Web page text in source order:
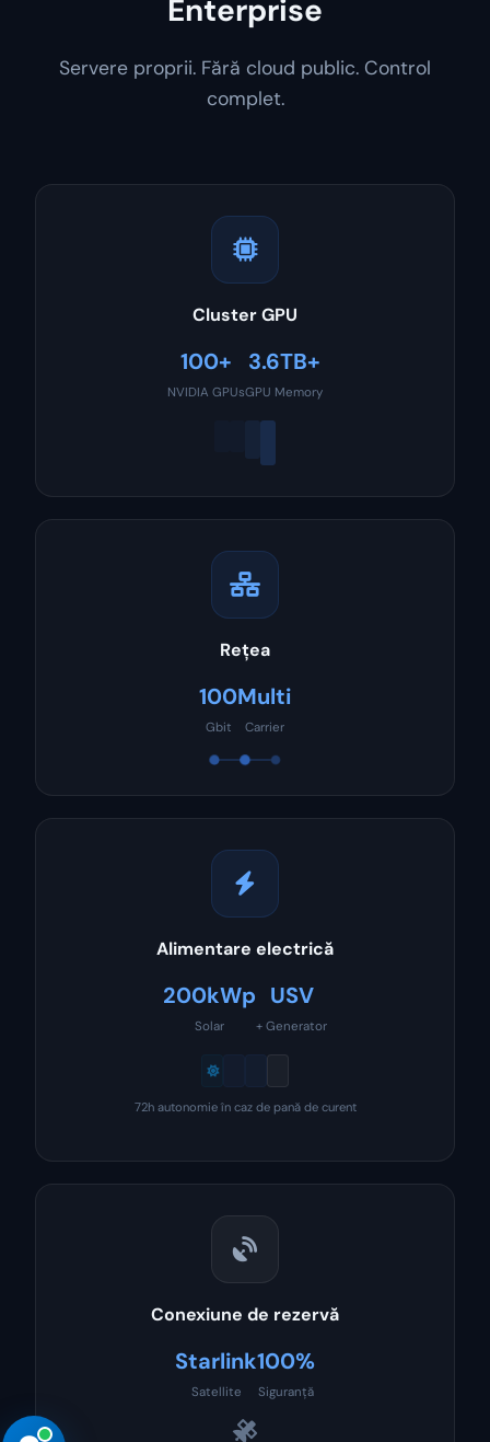
Enterprise
Servere proprii. Fără cloud public. Control
complet.
Cluster GPU
100+
NVIDIA GPUs
3.6TB+
GPU Memory
Rețea
100
Gbit
Multi
Carrier
Alimentare electrică
200kWp
Solar
USV
+ Generator
72h autonomie în caz de pană de curent
Conexiune de rezervă
Starlink
Satellite
100%
Siguranță